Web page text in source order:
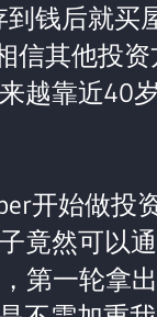
钱后就买
信其他投
越靠近40
开始做投
竟然可以
第一轮拿